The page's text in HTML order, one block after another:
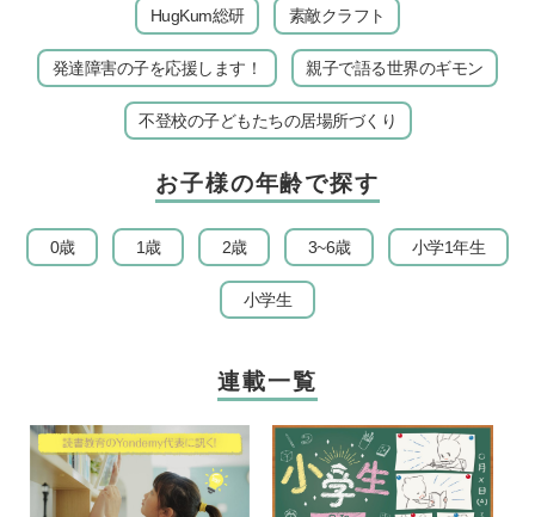
HugKum総研 素敵クラフト
発達障害の子を応援します！ 親子で語る世界のギモン
不登校の子どもたちの居場所づくり
お子様の年齢で探す
0歳 1歳 2歳 3~6歳 小学1年生
小学生
連載一覧